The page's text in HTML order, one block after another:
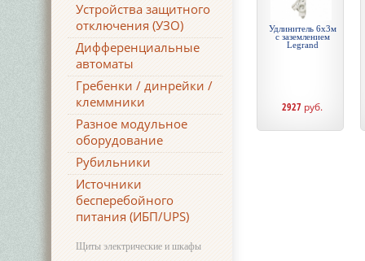
Устройства защитного
отключения (УЗО)
Дифференциальные
автоматы
Гребенки / динрейки /
клеммники
Разное модульное
оборудование
Рубильники
Источники
бесперебойного
питания (ИБП/UPS)
Щиты электрические и шкафы
Удлинитель 6х3м
с заземлением
Legrand
2927 руб.